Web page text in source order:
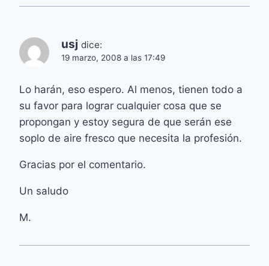
usj dice:
19 marzo, 2008 a las 17:49
Lo harán, eso espero. Al menos, tienen todo a
su favor para lograr cualquier cosa que se
propongan y estoy segura de que serán ese
soplo de aire fresco que necesita la profesión.
Gracias por el comentario.
Un saludo
M.